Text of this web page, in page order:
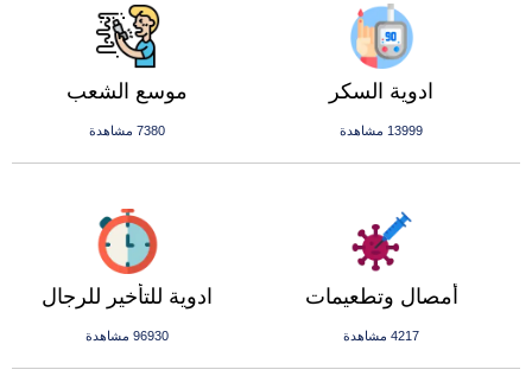
موسع الشعب
7380 مشاهدة
ادوية السكر
13999 مشاهدة
ادوية للتأخير للرجال
96930 مشاهدة
أمصال وتطعيمات
4217 مشاهدة